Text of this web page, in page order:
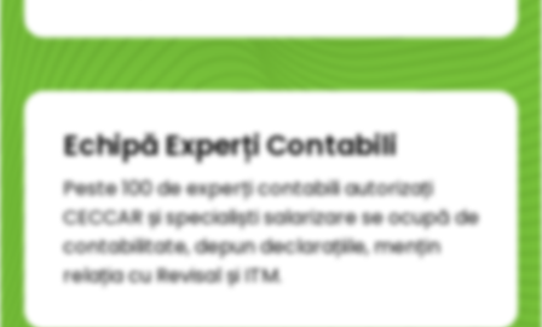
Echipă Experți Contabili
Peste 100 de experți contabili autorizați
CECCAR și specialiști salarizare se ocupă de
contabilitate, depun declarațiile, mențin
relația cu Revisal și ITM.